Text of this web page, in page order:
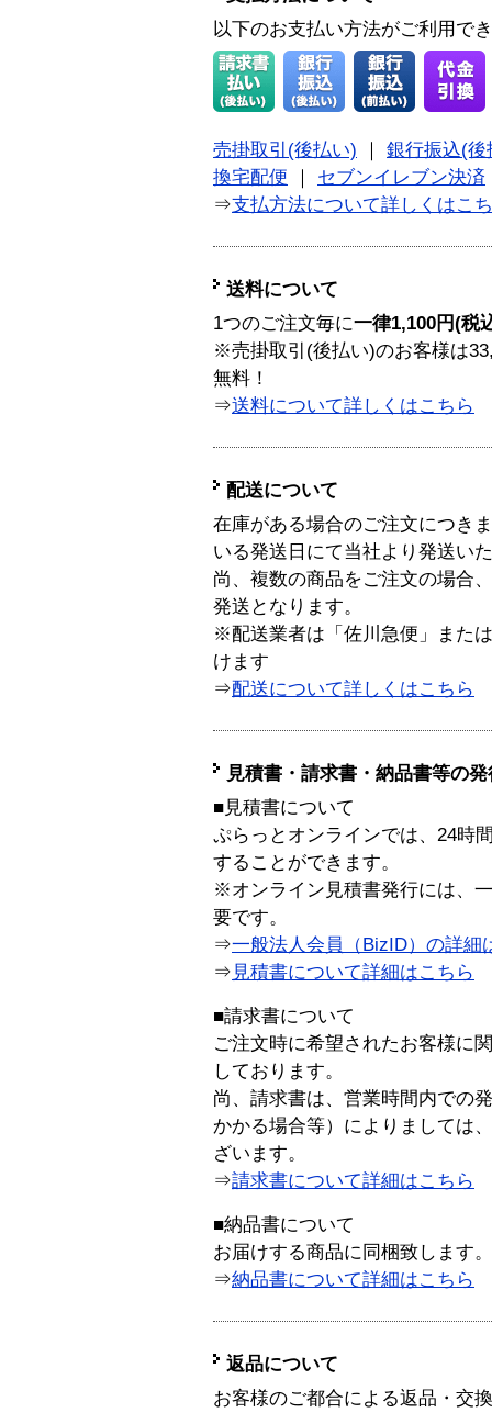
以下のお支払い方法がご利用で
売掛取引(後払い)
銀行振込(後
換宅配便
セブンイレブン決済
⇒支払方法について詳しくはこ
送料について
1つのご注文毎に一律1,100円(税
※売掛取引(後払い)のお客様は
無料！
⇒送料について詳しくはこちら
配送について
在庫がある場合のご注文につき
いる発送日にて当社より発送い
尚、複数の商品をご注文の場合
発送となります。
※配送業者は「佐川急便」また
けます
⇒配送について詳しくはこちら
見積書・請求書・納品書等の
■見積書について
ぷらっとオンラインでは、24時
することができます。
※オンライン見積書発行には、
要です。
⇒一般法人会員（BizID）の詳細
⇒ 見積書について詳細はこちら
■請求書について
ご注文時に希望されたお客様に
しております。
尚、請求書は、営業時間内での
かかる場合等）によりましては
ざいます。
⇒請求書について詳細はこちら
■納品書について
お届けする商品に同梱致します。
⇒納品書について詳細はこちら
返品について
お客様のご都合による返品・交